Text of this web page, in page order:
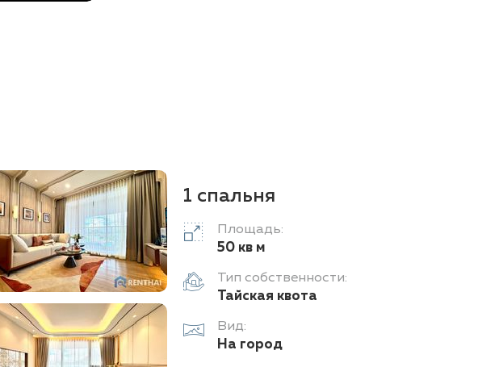
1 спальня
Площадь:
50 кв м
Тип собственности:
Тайская квота
Вид:
На город